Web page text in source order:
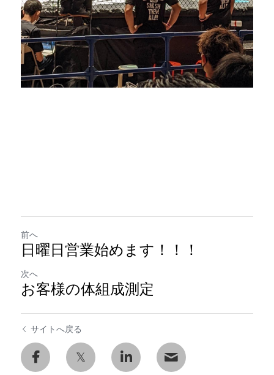
前へ
日曜日営業始めます！！！
次へ
お客様の体組成測定
サイトへ戻る